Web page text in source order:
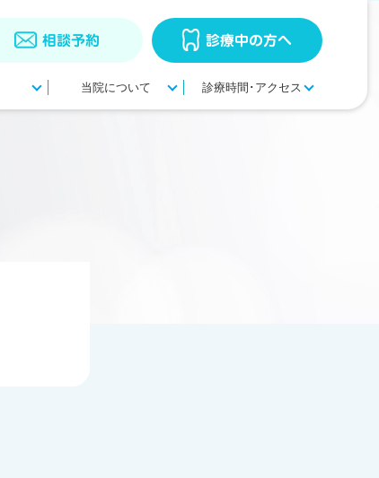
相談予約 診療中の方へ
当院について 診療時間･アクセス